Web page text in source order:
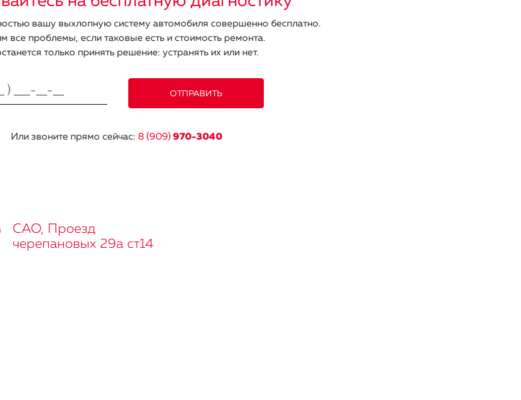
вашу выхлопную систему автомобиля совершенно бесплатно.
все проблемы, если таковые есть и стоимость ремонта.
только принять решение: устранять их или нет.
Или звоните прямо сейчас: 8 (909) 970-3040
САО, Проезд
черепановых 29а ст14